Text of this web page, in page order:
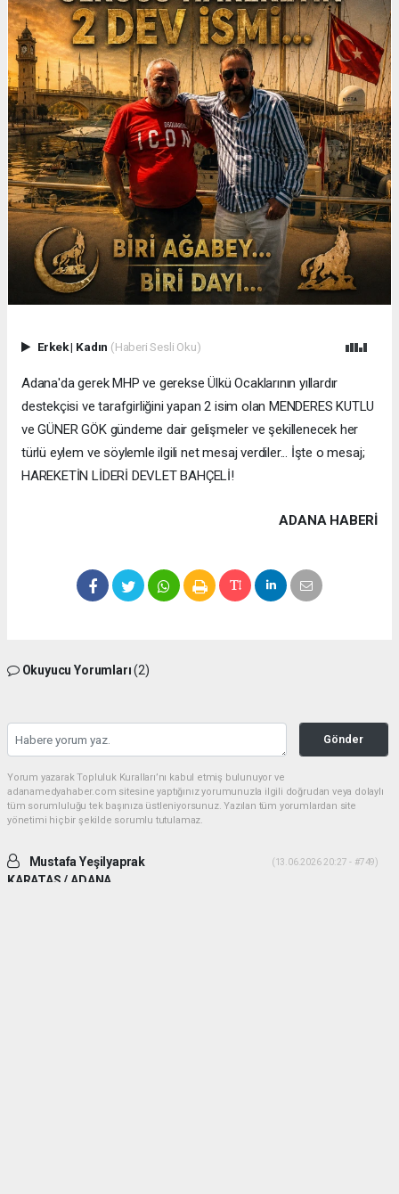
Erkek| Kadın (Haberi Sesli Oku)
Adana'da gerek MHP ve gerekse Ülkü Ocaklarının yıllardır
destekçisi ve tarafgirliğini yapan 2 isim olan MENDERES KUTLU
ve GÜNER GÖK gündeme dair gelişmeler ve şekillenecek her
türlü eylem ve söylemle ilgili net mesaj verdiler... İşte o mesaj;
HAREKETİN LİDERİ DEVLET BAHÇELİ!
ADANA HABERİ
Okuyucu Yorumları(2)
Gönder
Yorum yazarak Topluluk Kuralları’nı kabul etmiş bulunuyor ve
adanamedyahaber.com sitesine yaptığınız yorumunuzla ilgili doğrudan veya dolaylı
tüm sorumluluğu tek başınıza üstleniyorsunuz. Yazılan tüm yorumlardan site
yönetimi hiçbir şekilde sorumlu tutulamaz.
Mustafa Yeşilyaprak
KARATAS / ADANA
(13.06.2026 20:27 - #749)